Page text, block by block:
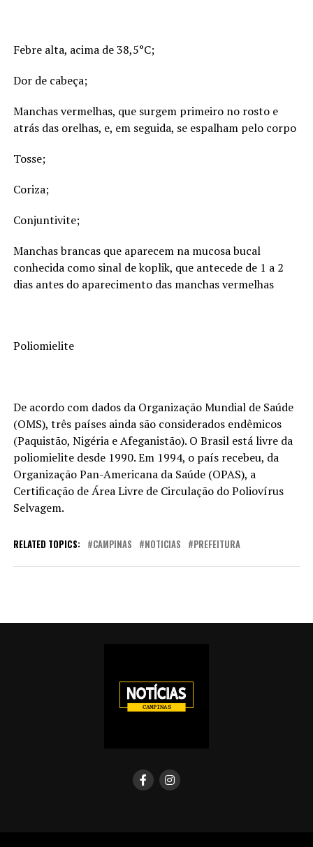
Febre alta, acima de 38,5°C;
Dor de cabeça;
Manchas vermelhas, que surgem primeiro no rosto e
atrás das orelhas, e, em seguida, se espalham pelo corpo
Tosse;
Coriza;
Conjuntivite;
Manchas brancas que aparecem na mucosa bucal
conhecida como sinal de koplik, que antecede de 1 a 2
dias antes do aparecimento das manchas vermelhas
Poliomielite
De acordo com dados da Organização Mundial de Saúde
(OMS), três países ainda são considerados endêmicos
(Paquistão, Nigéria e Afeganistão). O Brasil está livre da
poliomielite desde 1990. Em 1994, o país recebeu, da
Organização Pan-Americana da Saúde (OPAS), a
Certificação de Área Livre de Circulação do Poliovírus
Selvagem.
RELATED TOPICS: CAMPINAS NOTICIAS PREFEITURA